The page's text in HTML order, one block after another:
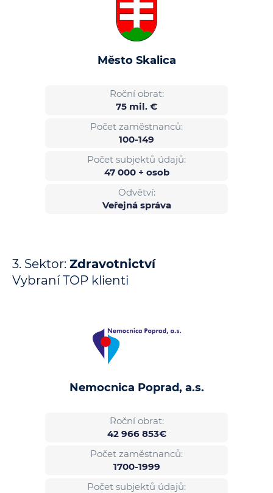
Město Skalica
Roční obrat:
75 mil. €
Počet zaměstnanců:
100-149
Počet subjektů údajů:
47 000 + osob
Odvětví:
Veřejná správa
3. Sektor: Zdravotnictví
Vybraní TOP klienti
Nemocnica Poprad, a.s.
Roční obrat:
42 966 853€
Počet zaměstnanců:
1700-1999
Počet subjektů údajů: